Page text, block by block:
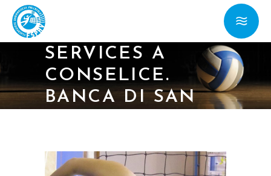
SERVICES A
CONSELICE.
BANCA DI SAN